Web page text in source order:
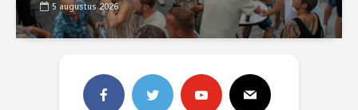
5 augustus 2026